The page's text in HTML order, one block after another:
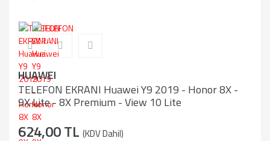
HUAWEI
TELEFON EKRANI Huawei Y9 2019 - Honor 8X -
9X Lite - 8X Premium - View 10 Lite
624,00 TL (KDV Dahil)